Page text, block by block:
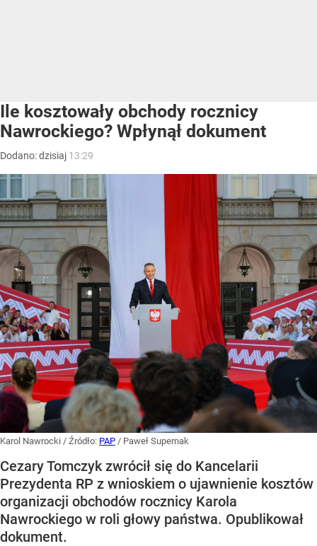
Ile kosztowały obchody rocznicy
Nawrockiego? Wpłynął dokument
Dodano:dzisiaj 13:29
Karol Nawrocki / Źródło: PAP / Paweł Supernak
Cezary Tomczyk zwrócił się do Kancelarii
Prezydenta RP z wnioskiem o ujawnienie kosztów
organizacji obchodów rocznicy Karola
Nawrockiego w roli głowy państwa. Opublikował
dokument.